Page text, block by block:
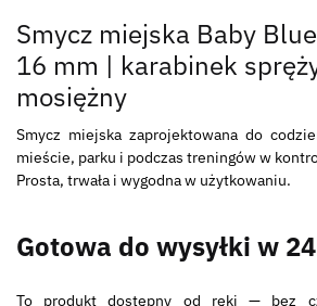
Smycz miejska Baby
16 mm | karabinek
mosiężny
Smycz miejska zaprojektowana do
mieście, parku i podczas treningów w
Prosta, trwała i wygodna w użytkowaniu.
Gotowa do wysyłki w
To produkt dostępny od ręki — bez